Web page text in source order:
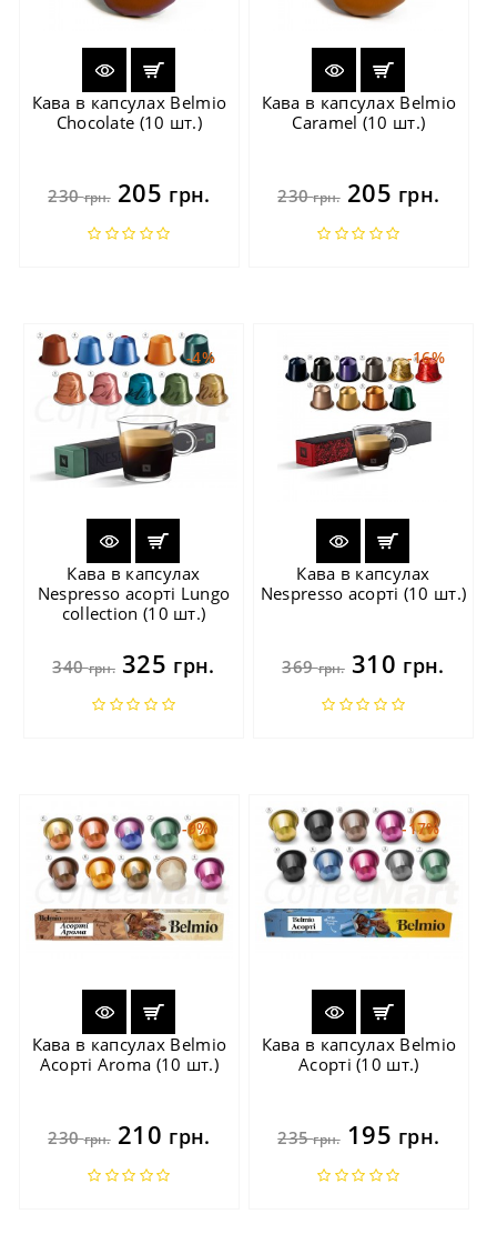
Кава в капсулах Belmio
Chocolate (10 шт.)
230грн.205 грн.
Кава в капсулах Belmio
Caramel (10 шт.)
230грн.205 грн.
-4%
Кава в капсулах
Nespresso асорті Lungo
collection (10 шт.)
340грн.325 грн.
-16%
Кава в капсулах
Nespresso асорті (10 шт.)
369грн.310 грн.
-9%
Кава в капсулах Belmio
Асорті Aroma (10 шт.)
230грн.210 грн.
-17%
Кава в капсулах Belmio
Асорті (10 шт.)
235грн.195 грн.